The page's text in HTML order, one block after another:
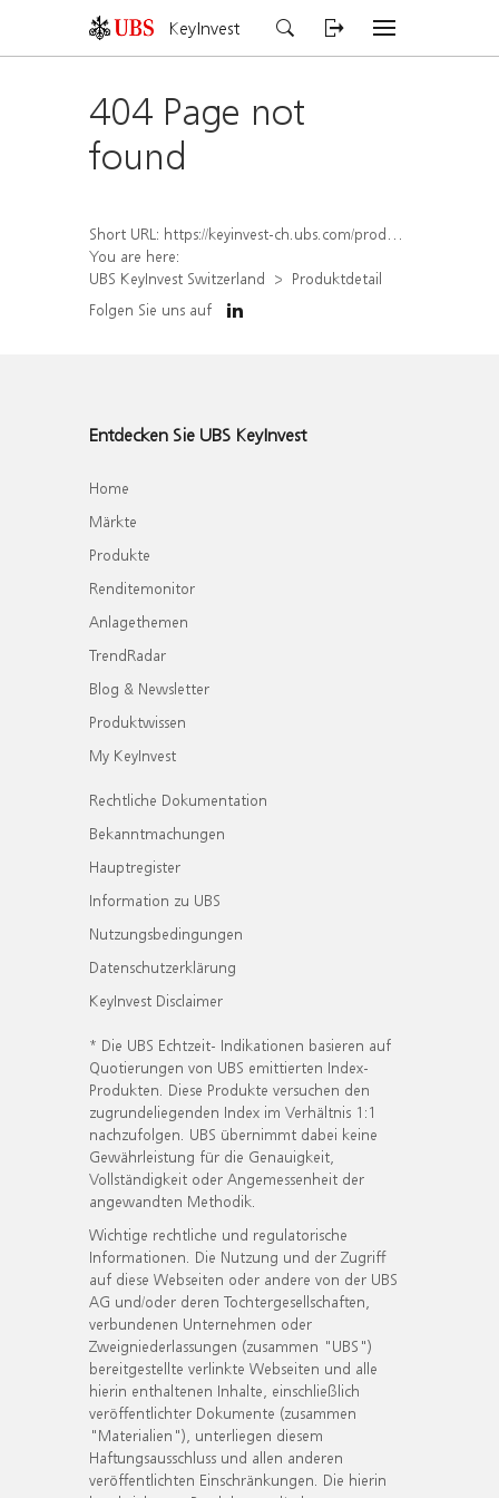
KeyInvest
404 Page not
found
Short URL: https://keyinvest-ch.ubs.com/produkt/detail/index/isin/CH1578795408
You are here:
UBS KeyInvest Switzerland
Produktdetail
Folgen Sie uns auf
Entdecken Sie UBS KeyInvest
Home
Märkte
Produkte
Renditemonitor
Anlagethemen
TrendRadar
Blog & Newsletter
Produktwissen
My KeyInvest
Rechtliche Dokumentation
Bekanntmachungen
Hauptregister
Information zu UBS
Nutzungsbedingungen
Datenschutzerklärung
KeyInvest Disclaimer
* Die UBS Echtzeit- Indikationen basieren auf
Quotierungen von UBS emittierten Index-
Produkten. Diese Produkte versuchen den
zugrundeliegenden Index im Verhältnis 1:1
nachzufolgen. UBS übernimmt dabei keine
Gewährleistung für die Genauigkeit,
Vollständigkeit oder Angemessenheit der
angewandten Methodik.
Wichtige rechtliche und regulatorische
Informationen. Die Nutzung und der Zugriff
auf diese Webseiten oder andere von der UBS
AG und/oder deren Tochtergesellschaften,
verbundenen Unternehmen oder
Zweigniederlassungen (zusammen "UBS")
bereitgestellte verlinkte Webseiten und alle
hierin enthaltenen Inhalte, einschließlich
veröffentlichter Dokumente (zusammen
"Materialien"), unterliegen diesem
Haftungsausschluss und allen anderen
veröffentlichten Einschränkungen. Die hierin